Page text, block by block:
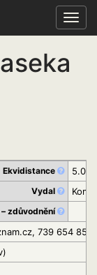
Ekvidistance 5.0m
Vydal
zdůvodnění
739 654 855